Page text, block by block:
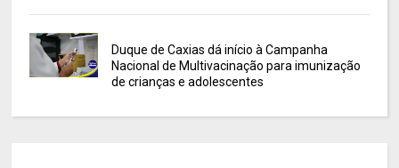
Duque de Caxias dá início à Campanha
Nacional de Multivacinação para imunização
de crianças e adolescentes